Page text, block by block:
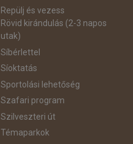
Repülj és vezess
Rövid kirándulás (2-3 napos
utak)
Síbérlettel
Síoktatás
Sportolási lehetőség
Szafari program
Szilveszteri út
Témaparkok